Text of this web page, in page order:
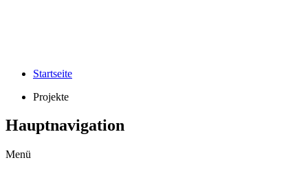
Startseite
Projekte
Hauptnavigation
Menü